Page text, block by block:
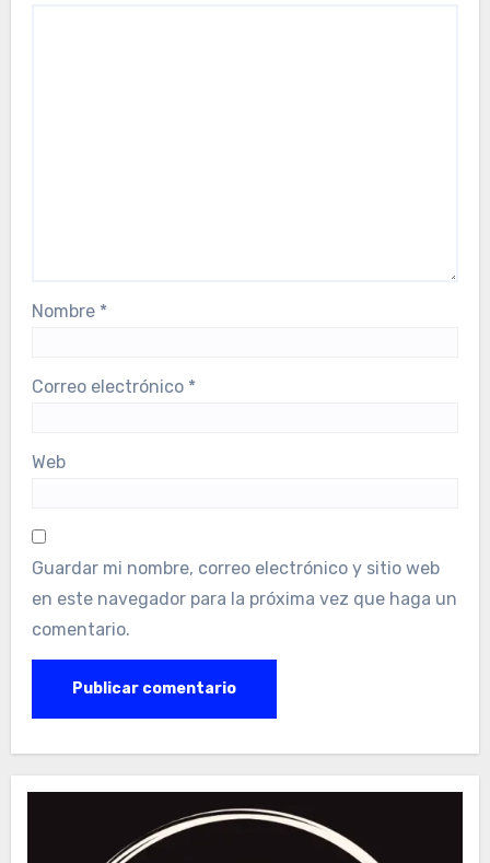
Nombre *
Correo electrónico *
Web
Guardar mi nombre, correo electrónico y sitio web
en este navegador para la próxima vez que haga un
comentario.